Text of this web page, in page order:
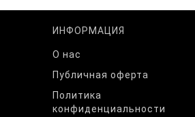
ИНФОРМАЦИЯ
О нас
Публичная оферта
Политика
конфиденциальности